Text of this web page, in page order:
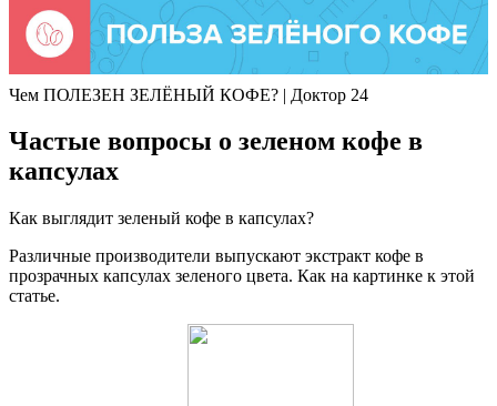
Чем ПОЛЕЗЕН ЗЕЛЁНЫЙ КОФЕ? | Доктор 24
Частые вопросы о зеленом кофе в
капсулах
Как выглядит зеленый кофе в капсулах?
Различные производители выпускают экстракт кофе в
прозрачных капсулах зеленого цвета. Как на картинке к этой
статье.